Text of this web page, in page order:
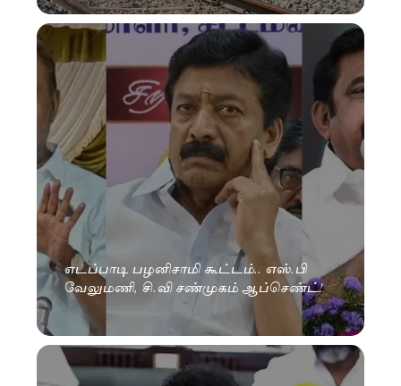
எடப்பாடி பழனிசாமி கூட்டம்.. எஸ்.பி
வேலுமணி, சி.வி சண்முகம் ஆப்செண்ட்!